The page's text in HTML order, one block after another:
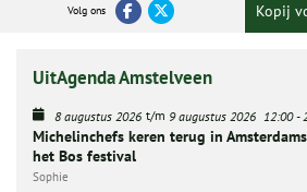
Volg ons Kopij
UitAgenda Amstelveen
8 augustus 2026 t/m 9 augustus 2026 12:00-
Michelinchefs keren terug in
het Bos festival
Sophie